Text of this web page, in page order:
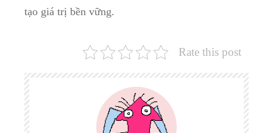
tạo giá trị bền vững.
Rate this post